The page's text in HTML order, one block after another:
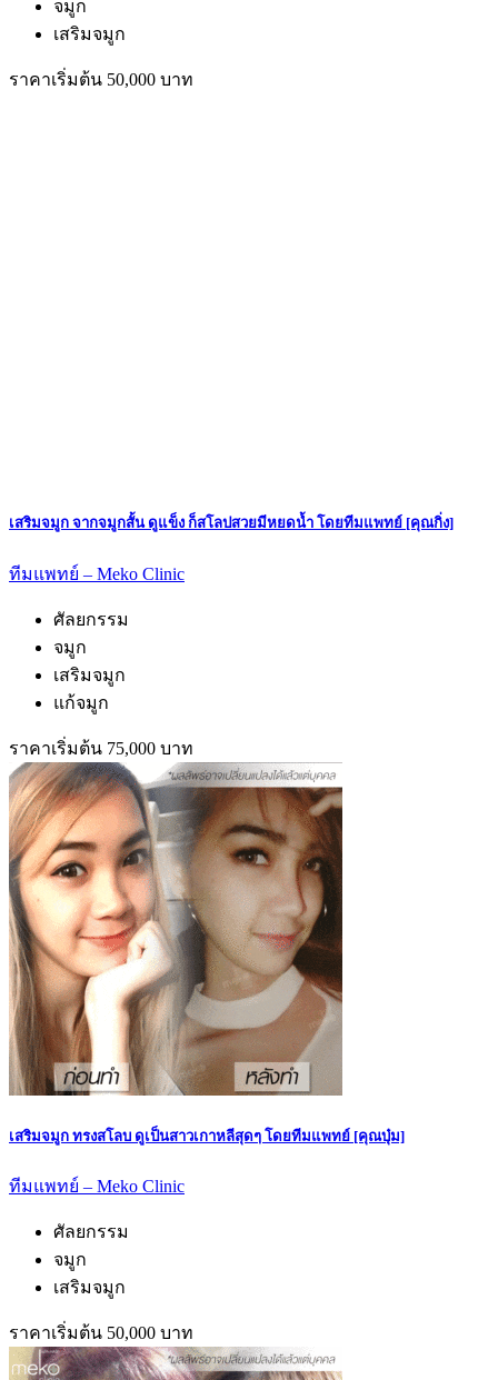
จมูก
เสริมจมูก
ราคาเริ่มต้น 50,000 บาท
เสริมจมูก จากจมูกสั้น ดูแข็ง ก็สโลปสวยมีหยดน้ำ โดยทีมแพทย์ [คุณกิ่ง]
ทีมแพทย์ – Meko Clinic
ศัลยกรรม
จมูก
เสริมจมูก
แก้จมูก
ราคาเริ่มต้น 75,000 บาท
เสริมจมูก ทรงสโลบ ดูเป็นสาวเกาหลีสุดๆ โดยทีมแพทย์ [คุณบุ๋ม]
ทีมแพทย์ – Meko Clinic
ศัลยกรรม
จมูก
เสริมจมูก
ราคาเริ่มต้น 50,000 บาท